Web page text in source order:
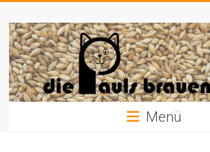
Inhalt
springen
Die
Pauls
brauen
Bier
Menü